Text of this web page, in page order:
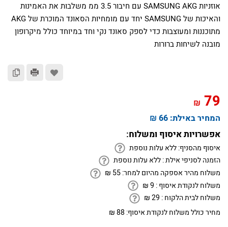
אוזניות SAMSUNG AKG עם חיבור 3.5 ממ משלבות את האמינות
והאיכות של SAMSUNG יחד עם מומחיות הסאונד המוכרת של AKG
מתוכננות ומעוצבות כדי לספק סאונד נקי וחד במיוחד כולל מיקרופון
מובנה לשיחות ברורות
₪
79
₪
המחיר באילת: 66 ₪
אפשרויות איסוף ומשלוח:
איסוף מהסניף:ללא עלות נוספת
הזמנה לסניפי אילת :ללא עלות נוספת
משלוח מהיר אספקה מהיום למחר:
₪ 55
משלוח לנקודת איסוף :
₪9
משלוח לבית הלקוח :
₪29
מחיר כולל משלוח לנקודת איסוף: 88 ₪